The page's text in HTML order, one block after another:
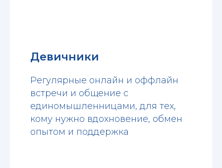
Девичники
Регулярные онлайн и оффлайн
встречи и общение с
единомышленницами, для тех,
кому нужно вдохновение, обмен
опытом и поддержка